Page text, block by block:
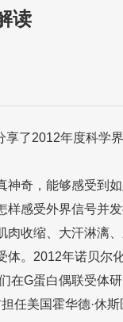
读
了2012年度科学
奇，能够感受到
感受外界信号并
收缩、大汗淋漓
。2012年诺贝尔
在G蛋白偶联受体研
美国霍华德·休斯